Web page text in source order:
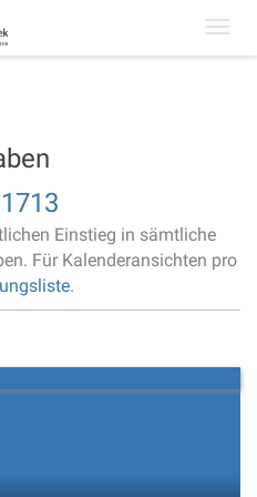
1713
Einstieg in sämtliche
Für Kalenderansichten pro
.